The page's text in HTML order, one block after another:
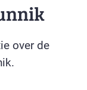
over de